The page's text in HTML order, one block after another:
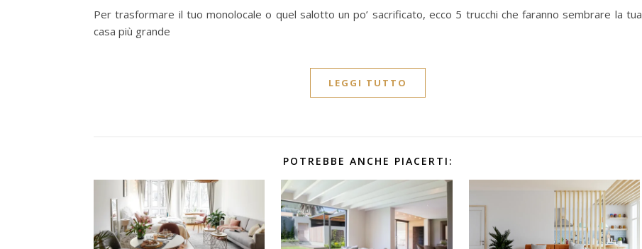
Per trasformare il tuo monolocale o quel salotto un po’ sacrificato, ecco 5 trucchi che faranno sembrare la tua
casa più grande
LEGGI TUTTO
POTREBBE ANCHE PIACERTI: